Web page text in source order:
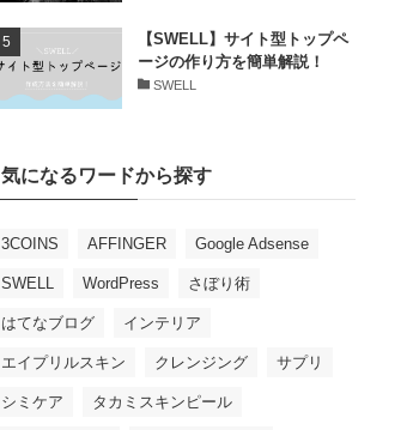
【SWELL】サイト型トップペ
ージの作り方を簡単解説！
SWELL
気になるワードから探す
3COINS AFFINGER Google Adsense
SWELL WordPress さぼり術
はてなブログ インテリア
エイプリルスキン クレンジング サプリ
シミケア タカミスキンピール